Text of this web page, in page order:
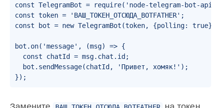
const TelegramBot = require('node-telegram-bot-
const token = 'ВАШ_ТОКЕН_ОТСЮДА_BOTFATHER';
const bot = new TelegramBot(token, {polling: true});
bot.on('message', (msg) => {
  const chatId = msg.chat.id;
  bot.sendMessage(chatId, 'Привет, хомяк!');